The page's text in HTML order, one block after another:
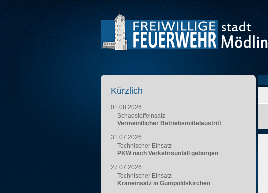
Kürzlich
01.08.2026
Schadstoffeinsatz
Vermeintlicher Betriebsmittelaustritt
31.07.2026
Technischer Einsatz
PKW nach Verkehrsunfall geborgen
27.07.2026
Technischer Einsatz
Kraneinsatz in Gumpoldskirchen